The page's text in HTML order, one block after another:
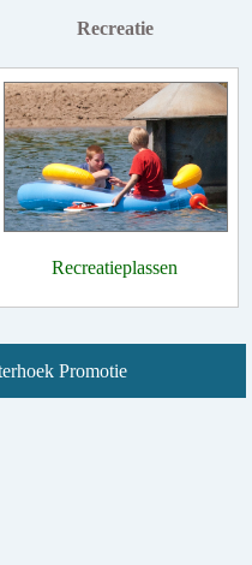
Recreatie
Recreatieplassen
Promotie